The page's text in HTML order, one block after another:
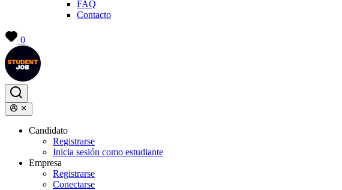
FAQ
Contacto
0
Candidato
Registrarse
Inicia sesión como estudiante
Empresa
Registrarse
Conectarse